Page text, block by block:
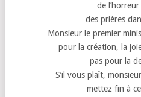
de
des prières
Monsieur le premier
pour la création, la
pas pour la
S’il vous plaît,
mettez fin à